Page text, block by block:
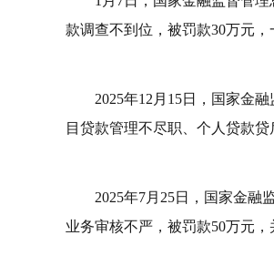
款调查不到位，被罚款30万元，
2025年12月15日，国家金
目贷款管理不尽职、个人贷款
2025年7月25日，国家金融
业务审核不严，被罚款50万元，